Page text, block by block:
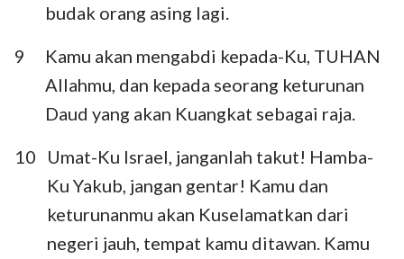
budak orang asing lagi.
9
Kamu akan mengabdi kepada-Ku, TUHAN
Allahmu, dan kepada seorang keturunan
Daud yang akan Kuangkat sebagai raja.
10
Umat-Ku Israel, janganlah takut! Hamba-
Ku Yakub, jangan gentar! Kamu dan
keturunanmu akan Kuselamatkan dari
negeri jauh, tempat kamu ditawan. Kamu